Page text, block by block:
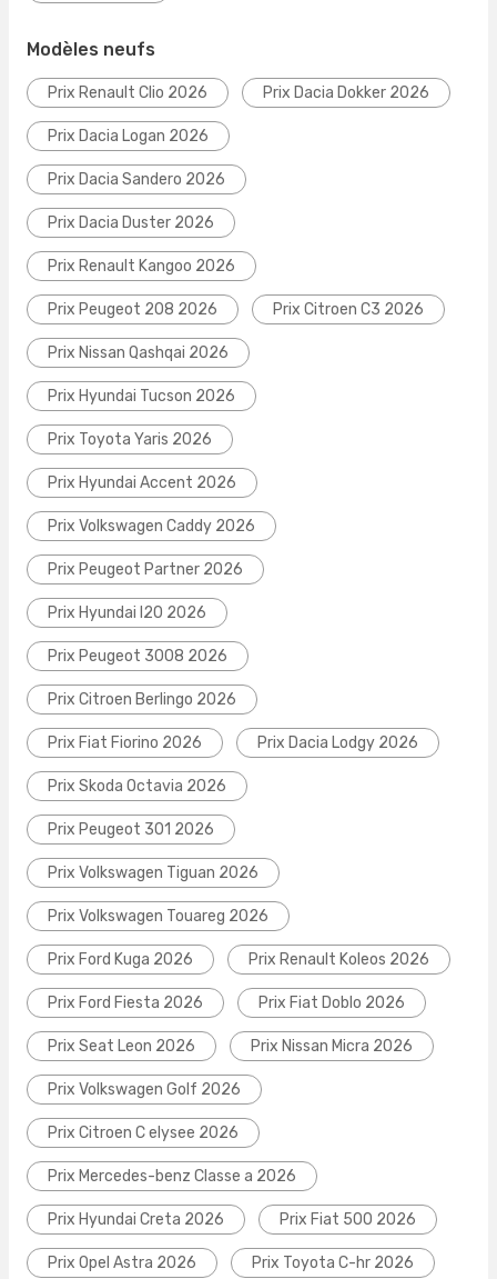
Modèles neufs
Prix Renault Clio 2026 Prix Dacia Dokker 2026
Prix Dacia Logan 2026
Prix Dacia Sandero 2026
Prix Dacia Duster 2026
Prix Renault Kangoo 2026
Prix Peugeot 208 2026 Prix Citroen C3 2026
Prix Nissan Qashqai 2026
Prix Hyundai Tucson 2026
Prix Toyota Yaris 2026
Prix Hyundai Accent 2026
Prix Volkswagen Caddy 2026
Prix Peugeot Partner 2026
Prix Hyundai I20 2026
Prix Peugeot 3008 2026
Prix Citroen Berlingo 2026
Prix Fiat Fiorino 2026 Prix Dacia Lodgy 2026
Prix Skoda Octavia 2026
Prix Peugeot 301 2026
Prix Volkswagen Tiguan 2026
Prix Volkswagen Touareg 2026
Prix Ford Kuga 2026 Prix Renault Koleos 2026
Prix Ford Fiesta 2026 Prix Fiat Doblo 2026
Prix Seat Leon 2026 Prix Nissan Micra 2026
Prix Volkswagen Golf 2026
Prix Citroen C elysee 2026
Prix Mercedes-benz Classe a 2026
Prix Hyundai Creta 2026 Prix Fiat 500 2026
Prix Opel Astra 2026 Prix Toyota C-hr 2026